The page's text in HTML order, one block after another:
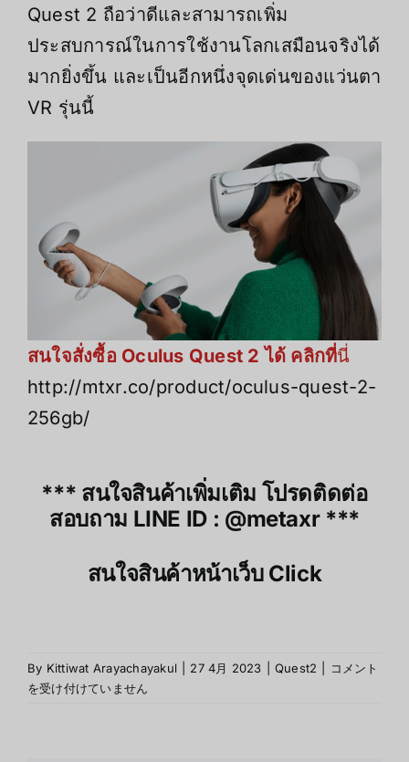
Quest 2 ถือว่าดีและสามารถเพิ่ม
ประสบการณ์ในการใช้งานโลกเสมือนจริงได้
มากยิ่งขึ้น และเป็นอีกหนึ่งจุดเด่นของแว่นตา
VR รุ่นนี้
สนใจสั่งซื้อ Oculus Quest 2 ได้ คลิกที่นี่
http://mtxr.co/product/oculus-quest-2-
256gb/
*** สนใจสินค้าเพิ่มเติม โปรดติดต่อ
สอบถาม LINE ID : @metaxr***
สนใจสินค้าหน้าเว็บ Click
By Kittiwat Arayachayakul 27 4月 2023 Quest2
คุณภาพ
コメント
を受け付けていません